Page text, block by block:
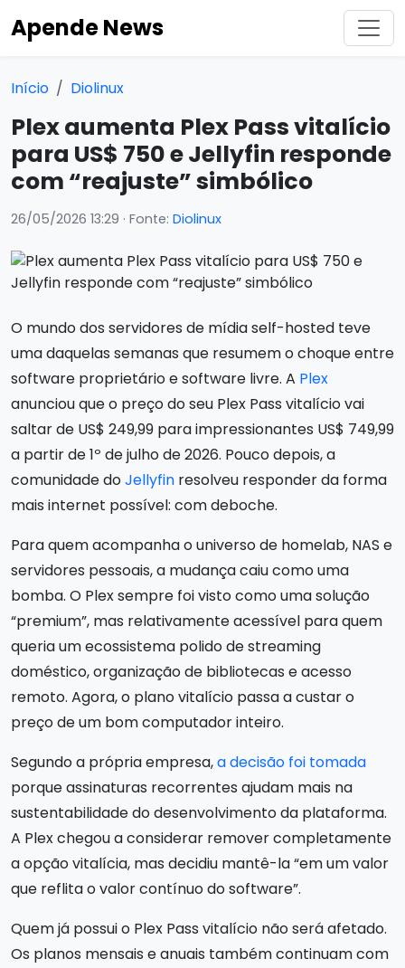
Apende News
Início Diolinux
Plex aumenta Plex Pass vitalício
para US$ 750 e Jellyfin responde
com “reajuste” simbólico
26/05/2026 13:29 · Fonte: Diolinux
O mundo dos servidores de mídia self-hosted teve
uma daquelas semanas que resumem o choque entre
software proprietário e software livre. A Plex
anunciou que o preço do seu Plex Pass vitalício vai
saltar de US$ 249,99 para impressionantes US$ 749,99
a partir de 1º de julho de 2026. Pouco depois, a
comunidade doJellyfin resolveu responder da forma
mais internet possível: com deboche.
Para quem acompanha o universo de homelab, NAS e
servidores pessoais, a mudança caiu como uma
bomba. O Plex sempre foi visto como uma solução
“premium”, mas relativamente acessível para quem
queria um ecossistema polido de streaming
doméstico, organização de bibliotecas e acesso
remoto. Agora, o plano vitalício passa a custar o
preço de um bom computador inteiro.
Segundo a própria empresa,a decisão foi tomada
porque assinaturas recorrentes ajudam mais na
sustentabilidade do desenvolvimento da plataforma.
A Plex chegou a considerar remover completamente
a opção vitalícia, mas decidiu mantê-la “em um valor
que reflita o valor contínuo do software”.
Quem já possui o Plex Pass vitalício não será afetado.
Os planos mensais e anuais também continuam com